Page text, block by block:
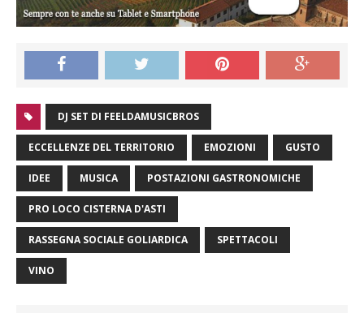
DJ SET DI FEELDAMUSICBROS
ECCELLENZE DEL TERRITORIO EMOZIONI GUSTO
IDEE MUSICA POSTAZIONI GASTRONOMICHE
PRO LOCO CISTERNA D'ASTI
RASSEGNA SOCIALE GOLIARDICA SPETTACOLI
VINO